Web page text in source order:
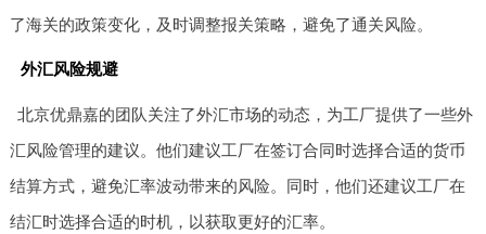
了海关的政策变化，及时调整报关策略，避免了通关风险。
外汇风险规避
北京优鼎嘉的团队关注了外汇市场的动态，为工厂提供了一些外
汇风险管理的建议。他们建议工厂在签订合同时选择合适的货币
结算方式，避免汇率波动带来的风险。同时，他们还建议工厂在
结汇时选择合适的时机，以获取更好的汇率。